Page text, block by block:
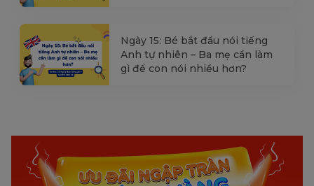
Ngày 15: Bé bắt đầu nói tiếng
Anh tự nhiên – Ba mẹ cần làm
gì để con nói nhiều hơn?